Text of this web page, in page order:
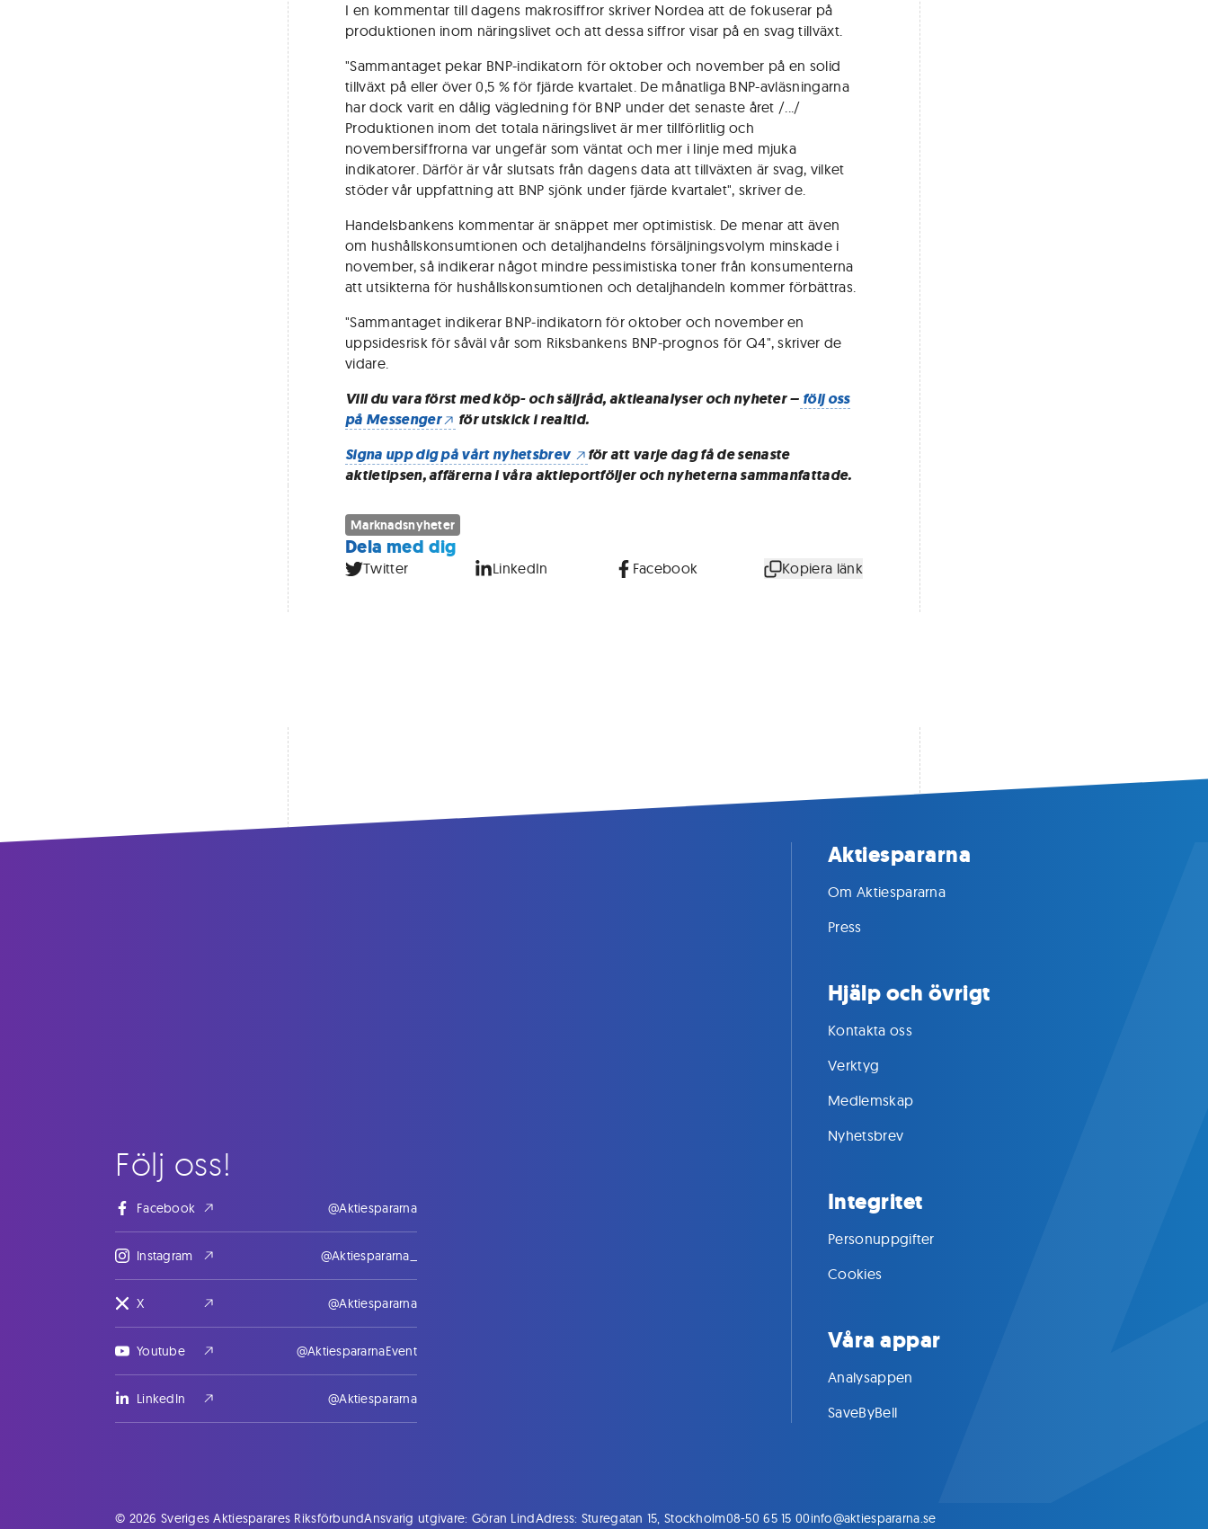
I en kommentar till dagens makrosiffror skriver Nordea att de fokuserar på
produktionen inom näringslivet och att dessa siffror visar på en svag tillväxt.
"Sammantaget pekar BNP-indikatorn för oktober och november på en solid
tillväxt på eller över 0,5 % för fjärde kvartalet. De månatliga BNP-avläsningarna
har dock varit en dålig vägledning för BNP under det senaste året /.../
Produktionen inom det totala näringslivet är mer tillförlitlig och
novembersiffrorna var ungefär som väntat och mer i linje med mjuka
indikatorer. Därför är vår slutsats från dagens data att tillväxten är svag, vilket
stöder vår uppfattning att BNP sjönk under fjärde kvartalet", skriver de.
Handelsbankens kommentar är snäppet mer optimistisk. De menar att även
om hushållskonsumtionen och detaljhandelns försäljningsvolym minskade i
november, så indikerar något mindre pessimistiska toner från konsumenterna
att utsikterna för hushållskonsumtionen och detaljhandeln kommer förbättras.
"Sammantaget indikerar BNP-indikatorn för oktober och november en
uppsidesrisk för såväl vår som Riksbankens BNP-prognos för Q4", skriver de
vidare.
Vill du vara först med köp- och säljråd, aktieanalyser och nyheter – följ oss
på Messenger
för utskick i realtid.
Signa upp dig på vårt nyhetsbrev
för att varje dag få de senaste
aktietipsen, affärerna i våra aktieportföljer och nyheterna sammanfattade.
Marknadsnyheter
Dela med dig
Twitter LinkedIn Facebook Kopiera länk
Följ oss!
Facebook @Aktiespararna
Instagram @Aktiespararna_
X @Aktiespararna
Youtube @AktiespararnaEvent
LinkedIn @Aktiespararna
Aktiespararna
Om Aktiespararna
Press
Hjälp och övrigt
Kontakta oss
Verktyg
Medlemskap
Nyhetsbrev
Integritet
Personuppgifter
Cookies
Våra appar
Analysappen
SaveByBell
© 2026 Sveriges Aktiesparares RiksförbundAnsvarig utgivare: Göran LindAdress: Sturegatan 15, Stockholm08-50 65 15 00info@aktiespararna.se